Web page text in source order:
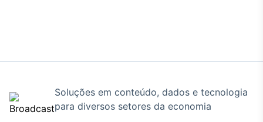
Soluções em conteúdo, dados e tecnologia
para diversos setores da economia